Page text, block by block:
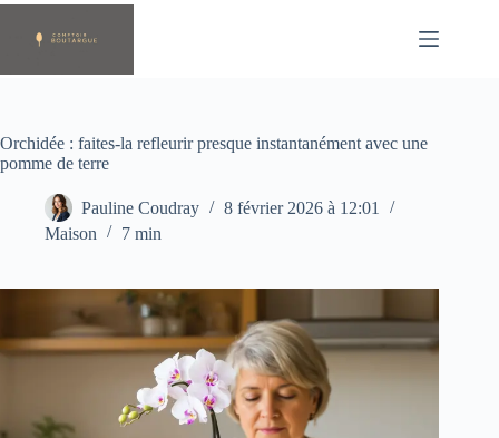
Passer
contenu
Orchidée : faites-la refleurir presque instantanément avec une
pomme de terre
Pauline Coudray
8 février 2026 à 12:01
Maison
7 min